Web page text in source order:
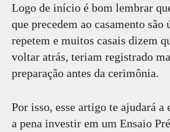
Logo de início é bom lembrar
que precedem ao casamento são
repetem e muitos casais dizem
voltar atrás, teriam registrado
preparação antes da cerimônia.
Por isso, esse artigo te ajudará a
a pena investir em um Ensaio